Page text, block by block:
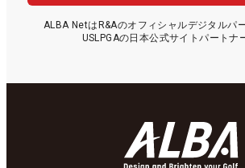
ALBA NetはR&Aのオフィシャルデジタルパ
USLPGAの日本公式サイトパートナ